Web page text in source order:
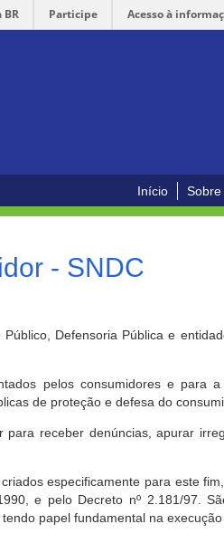
BR Participe Acesso à
Início
- SNDC
Defensoria Pública e
pelos consumidores e para
de proteção e defesa do
receber denúncias, apurar
especificamente para este
e pelo Decreto nº 2.181/97.
papel fundamental na